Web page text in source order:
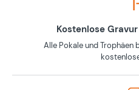
Kostenlose
Alle Pokale und